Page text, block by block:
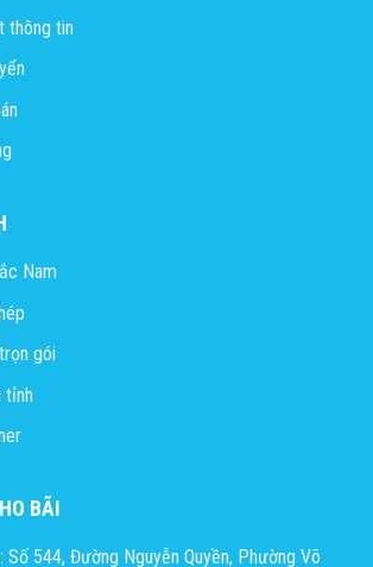
thông tin
Nam
gói
tỉnh
BÃI
Số 544, Đường Nguyễn Quyền, Phường Võ